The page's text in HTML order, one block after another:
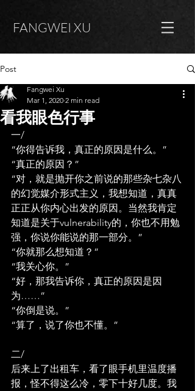
FANGWEI XU
Post
看我眼色行事
Fangwei Xu
Mar 1, 2020 2 min read
一/
“你得告诉我，真正的原因是什么。”
“真正的原因？”
“对，就是抛开你之前说的那些杂七杂八
的幻觉媒介形式主义，我想知道，真真
正正从你内心出发的原因。当然我肯定
知道是关于vulnerability的，你也不用勉
强，你说你能说的那一部分。”
“你就那么想知道？”
“我关心你。”
“好，那我告诉你，真正的原因是因
为……”
“你倒是说。”
“算了，说了你也不懂。”
二/
后来上了出租车，看了眼手机里温度播
报，怪不得这么冷，零下十好几度。我